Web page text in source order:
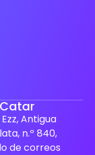
Antigua
n.º 840,
de correos